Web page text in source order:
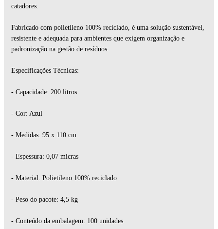
catadores.
Fabricado com polietileno 100% reciclado, é uma solução sustentável,
resistente e adequada para ambientes que exigem organização e
padronização na gestão de resíduos.
Especificações Técnicas:
- Capacidade: 200 litros
- Cor: Azul
- Medidas: 95 x 110 cm
- Espessura: 0,07 micras
- Material: Polietileno 100% reciclado
- Peso do pacote: 4,5 kg
- Conteúdo da embalagem: 100 unidades